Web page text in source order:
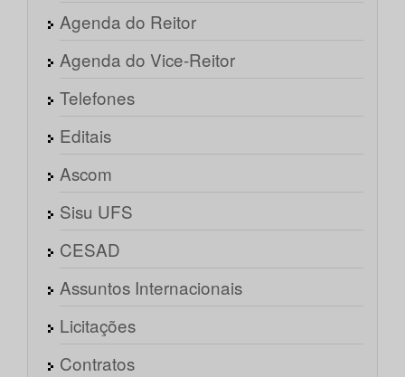
Agenda do Reitor
Agenda do Vice-Reitor
Telefones
Editais
Ascom
Sisu UFS
CESAD
Assuntos Internacionais
Licitações
Contratos